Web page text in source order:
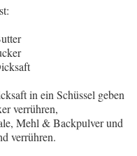
in ein Schüssel geben
verrühren,
Mehl & Backpulver und
verrühren.